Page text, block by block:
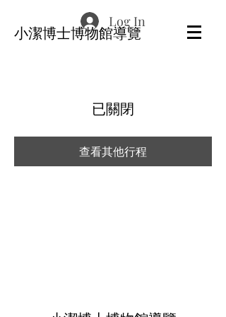
​小潔博士博物館導覽
Log In
已關閉
查看其他行程